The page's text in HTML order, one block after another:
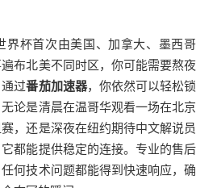
界杯首次由美国、加拿大、墨西哥
布北美不同时区，你可能需要熬夜
过番茄加速器，你依然可以轻松锁
论是清晨在温哥华观看一场在北京
，还是深夜在纽约期待中文解说员
都能提供稳定的连接。专业的售后
何技术问题都能得到快速响应，确